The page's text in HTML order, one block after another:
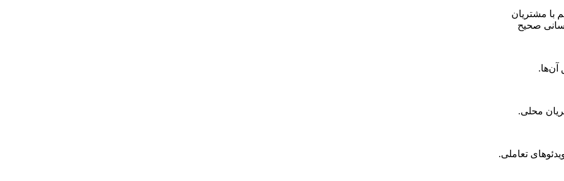
با مشتریان
صحیح
آن‌ها.
محلی.
تعاملی.